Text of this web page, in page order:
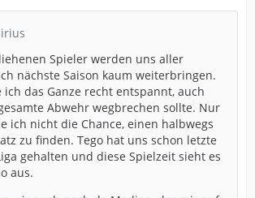
Spieler werden uns aller
nächste Saison kaum weiterbringen.
ich das Ganze recht entspannt, auch
Abwehr wegbrechen sollte. Nur
ich nicht die Chance, einen halbwegs
zu finden. Tego hat uns schon letzte
gehalten und diese Spielzeit sieht es
aus.